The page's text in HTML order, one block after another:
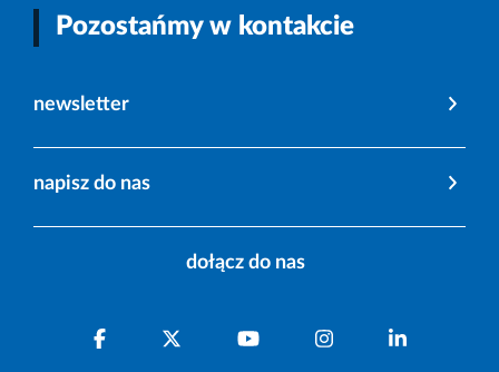
Pozostańmy w kontakcie
newsletter
napisz do nas
dołącz do nas